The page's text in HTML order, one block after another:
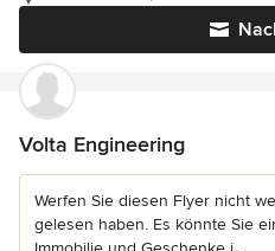
Volta Engineering
Werfen Sie diesen Flyer nicht
gelesen haben. Es könnte Sie